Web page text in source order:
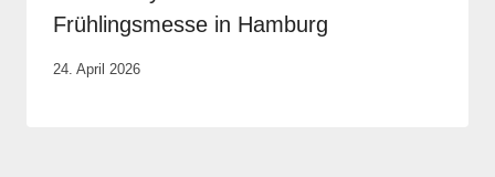
Frühlingsmesse in Hamburg
Von
24. April 2026